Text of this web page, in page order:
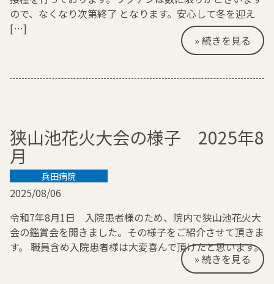
ので、なくなり次第終了 となります。安心して冬を迎え
[…]
» 続きを見る
狭山池花火大会の様子 2025年8
月
兵田病院
2025/08/06
令和7年8月1日 入院患者様のため、院内で狭山池花火大
会の鑑賞会を開きました。その様子をご紹介させて頂きま
す。 職員含め入院患者様は大変喜んで頂けたと思います。
» 続きを見る